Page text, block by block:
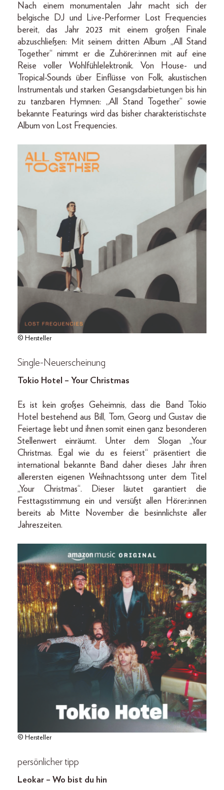
Nach einem monumentalen Jahr macht sich der
belgische DJ und Live-Performer Lost Frequencies
bereit, das Jahr 2023 mit einem großen Finale
abzuschließen: Mit seinem dritten Album „All Stand
Together“ nimmt er die Zuhörer:innen mit auf eine
Reise voller Wohlfühlelektronik. Von House- und
Tropical-Sounds über Einflüsse von Folk, akustischen
Instrumentals und starken Gesangsdarbietungen bis hin
zu tanzbaren Hymnen: „All Stand Together“ sowie
bekannte Featurings wird das bisher charakteristischste
Album von Lost Frequencies.
© Hersteller
Single-Neuerscheinung
Tokio Hotel – Your Christmas
Es ist kein großes Geheimnis, dass die Band Tokio
Hotel bestehend aus Bill, Tom, Georg und Gustav die
Feiertage liebt und ihnen somit einen ganz besonderen
Stellenwert einräumt. Unter dem Slogan „Your
Christmas. Egal wie du es feierst“ präsentiert die
international bekannte Band daher dieses Jahr ihren
allerersten eigenen Weihnachtssong unter dem Titel
„Your Christmas“. Dieser läutet garantiert die
Festtagsstimmung ein und versüßt allen Hörer:innen
bereits ab Mitte November die besinnlichste aller
Jahreszeiten.
© Hersteller
persönlicher tipp
Leokar – Wo bist du hin